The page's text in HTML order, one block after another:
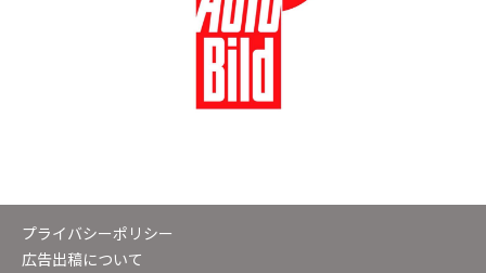
プライバシーポリシー
広告出稿について